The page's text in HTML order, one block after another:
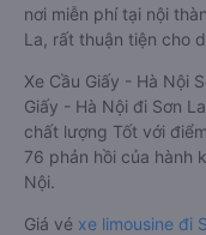
nơi miễn phí tại nội
La, rất thuận tiện cho
Xe Cầu Giấy - Hà Nội
Giấy - Hà Nội đi Sơn
chất lượng Tốt với
76 phản hồi của hành
Nội.
Giá vé xe limousine đi